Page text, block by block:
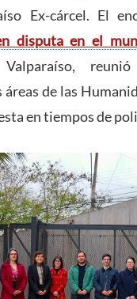
Ex-cárcel. El
disputa en el
de las
en tiempos de